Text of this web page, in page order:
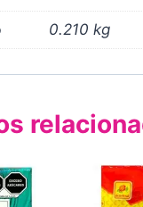
0.210 kg